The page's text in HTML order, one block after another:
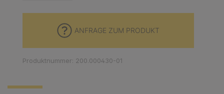
ANFRAGE ZUM PRODUKT
Produktnummer: 200.000430-01